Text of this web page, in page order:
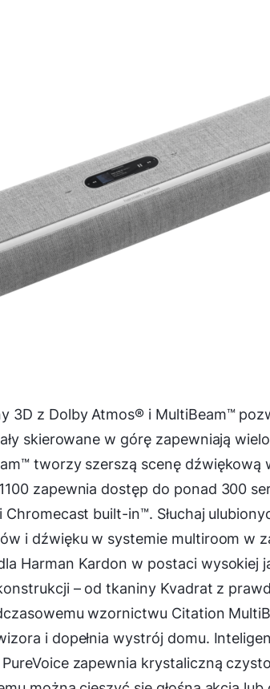
3D z Dolby Atmos® i MultiBeam™
skierowane w górę zapewniają
tworzy szerszą scenę dźwiękową
zapewnia dostęp do ponad 300
Chromecast built-in™. Słuchaj
i dźwięku w systemie multiroom w
Harman Kardon w postaci wysokiej
– od tkaniny Kvadrat z
wzornictwu Citation
i dopełnia wystrój domu.
zapewnia krystaliczną